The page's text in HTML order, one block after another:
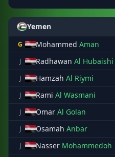
Yemen
G Mohammed Aman
J Radhawan Al Hubaishi
J Hamzah Al Riymi
J Rami Al Wasmani
J Omar Al Golan
J Osamah Anbar
J Nasser Mohammedoh